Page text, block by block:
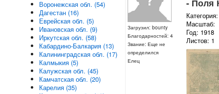
Загрузил: bounty
Благодарностей: 4
Звание: Еще не
определился
Елец
- Поля
Масштаб:
Год: 1918
Листов: 1
Воронежская обл. (54)
Дагестан (16)
Еврейская обл. (5)
Ивановская обл. (9)
Иркутская обл. (58)
Кабардино-Балкария (13)
Калининградская обл. (17)
Калмыкия (5)
Калужская обл. (45)
Камчатская обл. (20)
Карелия (35)